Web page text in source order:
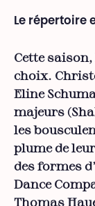
Le répertoire
Cette
choix.
Eline
majeurs
les
plume de
des formes
Dance
Thomas